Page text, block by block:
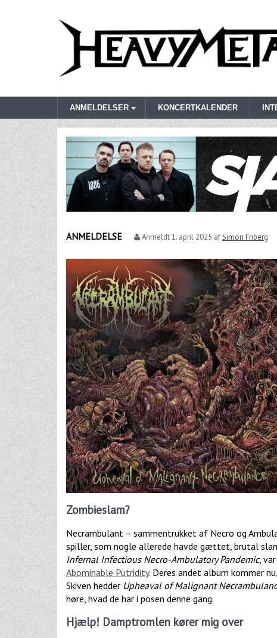
ANMELDELSER KONCERTKALENDER
ANMELDELSE Anmeldt1. april 2025 afSimon Friberg
Zombieslam?
Necrambulant – sammentrukket af Necro og
spiller, som nogle allerede havde gættet, brutal
Infernal Infectious Necro-Ambulatory Pandemic,
Abominable Putridity. Deres andet album kommer
Skiven hedder Upheaval of Malignant
høre, hvad de har i posen denne gang.
Hjælp! Damptromlen kører mig over